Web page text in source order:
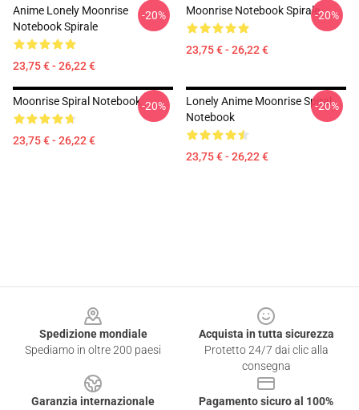
Anime Lonely Moonrise
Notebook Spirale
23,75 € - 26,22 €
-20% Moonrise Notebook Spirale
23,75 € - 26,22 €
-20%
Moonrise Spiral Notebook
23,75 € - 26,22 €
-20%
Lonely Anime Moonrise Spiral
Notebook
23,75 € - 26,22 €
-20%
Spedizione mondiale
Spediamo in oltre 200 paesi
Acquista in tutta sicurezza
Protetto 24/7 dai clic alla
consegna
Garanzia internazionale
Pagamento sicuro al 100%